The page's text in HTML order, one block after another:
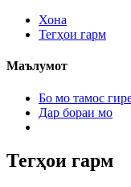
Хона
Тегҳои гарм
Маълумот
Бо мо тамос
Дар бораи мо
Тегҳои гарм